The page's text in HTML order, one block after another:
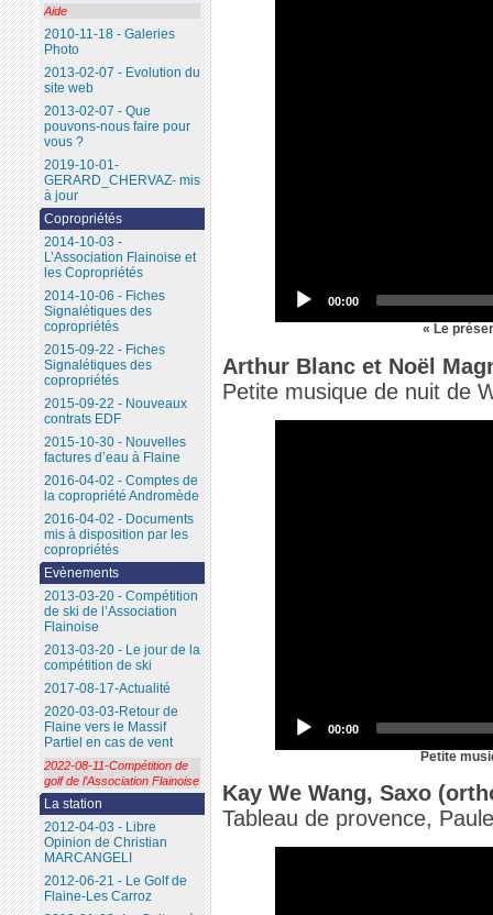
00:00
« Le
Arthur Blanc et Noël
Petite musique de nuit de
00:00
Petite
Kay We Wang, Saxo
Tableau de provence,
Aide
2010-11-18 - Galeries
Photo
2013-02-07 - Evolution du
site web
2013-02-07 - Que
pouvons-nous faire pour
vous ?
2019-10-01-
GERARD_CHERVAZ- mis
à jour
Copropriétés
2014-10-03 -
L’Association Flainoise et
les Copropriétés
2014-10-06 - Fiches
Signalétiques des
copropriétés
2015-09-22 - Fiches
Signalétiques des
copropriétés
2015-09-22 - Nouveaux
contrats EDF
2015-10-30 - Nouvelles
factures d’eau à Flaine
2016-04-02 - Comptes de
la copropriété Andromède
2016-04-02 - Documents
mis à disposition par les
copropriétés
Evènements
2013-03-20 - Compétition
de ski de l’Association
Flainoise
2013-03-20 - Le jour de la
compétition de ski
2017-08-17-Actualité
2020-03-03-Retour de
Flaine vers le Massif
Partiel en cas de vent
2022-08-11-Compétition de
golf de l’Association Flainoise
La station
2012-04-03 - Libre
Opinion de Christian
MARCANGELI
2012-06-21 - Le Golf de
Flaine-Les Carroz